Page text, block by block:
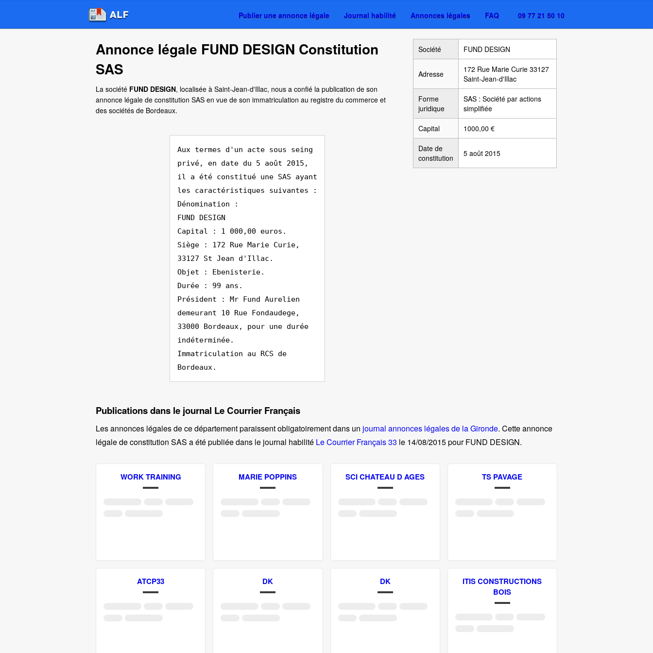
Publier une annonce légale Journal habilité Annonces légales FAQ 09 77 21 50 10
Annonce légale FUND DESIGN Constitution
SAS
La société FUND DESIGN, localisée à Saint-Jean-d'Illac, nous a confié la publication de son
annonce légale de constitution SAS en vue de son immatriculation au registre du commerce et
des sociétés de Bordeaux.
Aux termes d'un acte sous seing
privé, en date du 5 août 2015,
il a été constitué une SAS ayant
les caractéristiques suivantes :
Dénomination :
FUND DESIGN
Capital : 1 000,00 euros.
Siège : 172 Rue Marie Curie,
33127 St Jean d'Illac.
Objet : Ebenisterie.
Durée : 99 ans.
Président : Mr Fund Aurelien
demeurant 10 Rue Fondaudege,
33000 Bordeaux, pour une durée
indéterminée.
Immatriculation au RCS de
Bordeaux.
Société FUND DESIGN
Adresse
172 Rue Marie Curie 33127
Saint-Jean-d'Illac
Forme
juridique
SAS : Société par actions
simplifiée
Capital 1000,00 €
Date de
constitution
5 août 2015
Publications dans le journal Le Courrier Français
Les annonces légales de ce département paraissent obligatoirement dans un journal annonces légales de la Gironde. Cette annonce
légale de constitution SAS a été publiée dans le journal habilité Le Courrier Français 33 le 14/08/2015 pour FUND DESIGN.
WORK TRAINING MARIE POPPINS SCI CHATEAU D AGES TS PAVAGE
ATCP33 DK DK
ITIS CONSTRUCTIONS
BOIS